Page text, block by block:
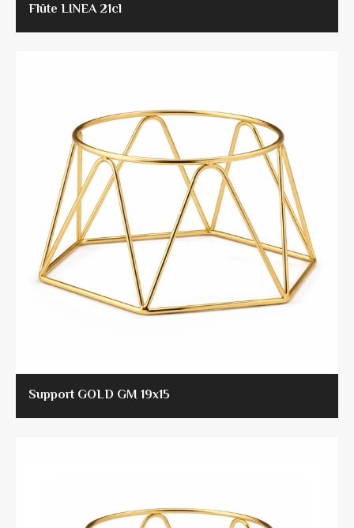
Flûte LINEA 21cl
Support GOLD GM 19x15